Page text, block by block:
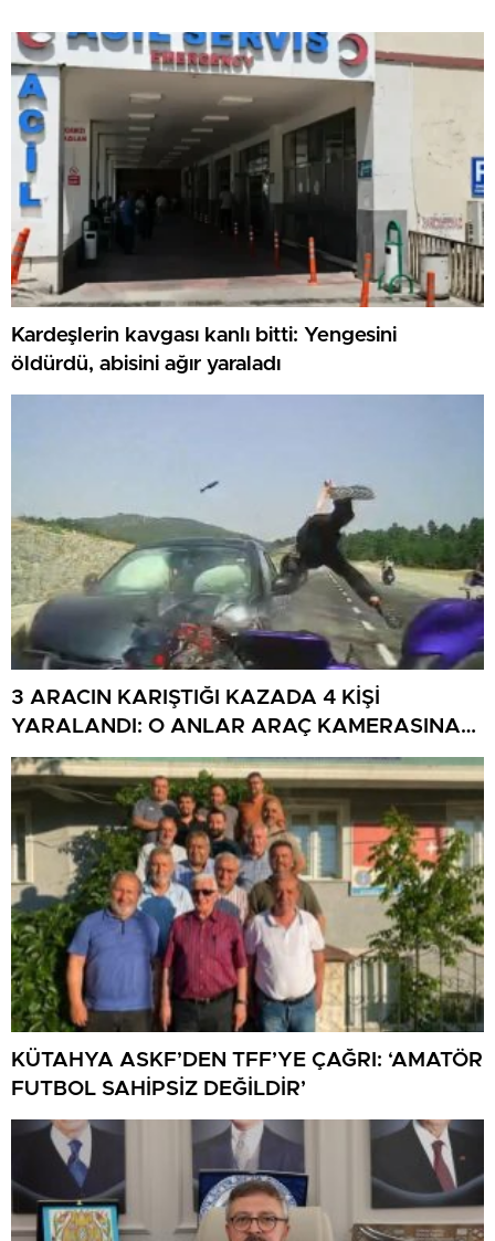
Kardeşlerin kavgası kanlı bitti: Yengesini
öldürdü, abisini ağır yaraladı
3 ARACIN KARIŞTIĞI KAZADA 4 KİŞİ
YARALANDI: O ANLAR ARAÇ KAMERASINA
YANSIDI
KÜTAHYA ASKF’DEN TFF’YE ÇAĞRI: ‘AMATÖR
FUTBOL SAHİPSİZ DEĞİLDİR’